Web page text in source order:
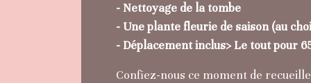
- Nettoyage de la tombe
- Une plante fleurie de saison (au
- Déplacement inclus> Le tout pour
Confiez-nous ce moment de